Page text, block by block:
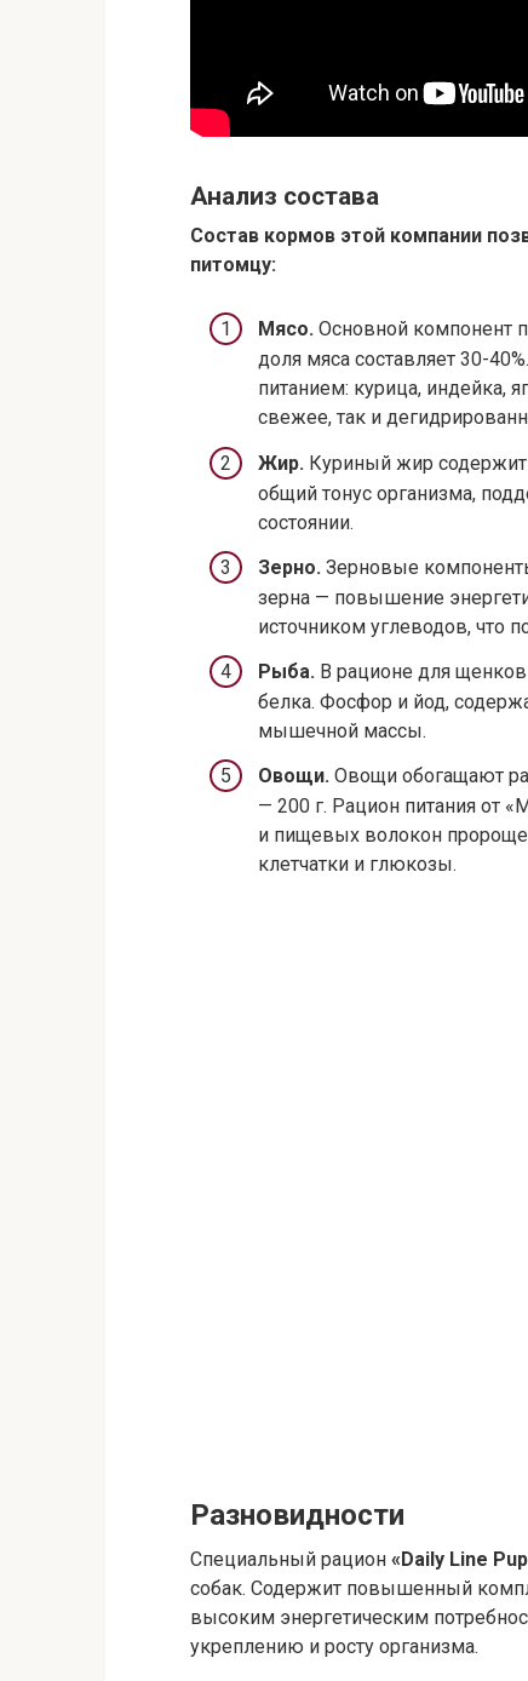
Анализ состава
Состав кормов этой компании
питомцу:
Мясо. Основной компонент
доля мяса составляет 30-
питанием: курица, индейка,
свежее, так и
Жир. Куриный жир
общий тонус организма,
состоянии.
Зерно. Зерновые
зерна — повышение
источником углеводов, что
Рыба. В рационе для щенков
белка. Фосфор и йод,
мышечной массы.
Овощи. Овощи обогащают
— 200 г. Рацион питания от
и пищевых волокон
клетчатки и глюкозы.
Разновидности
Специальный рацион «Daily Line
собак. Содержит повышенный
высоким энергетическим
укреплению и росту организма.